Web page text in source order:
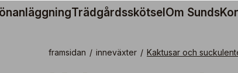
Trädgårdsskötsel Om Sunds
framsidan / inneväxter / Kaktusar och